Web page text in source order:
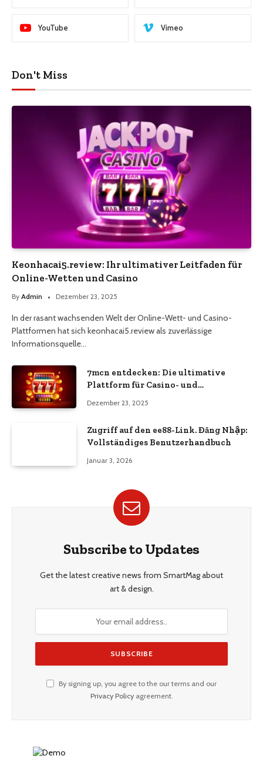
YouTube Vimeo
Don't Miss
Keonhacai5.review: Ihr ultimativer Leitfaden für
Online-Wetten und Casino
By Admin Dezember 23, 2025
In der rasant wachsenden Welt der Online-Wett- und Casino-
Plattformen hat sich keonhacai5.review als zuverlässige
Informationsquelle…
7mcn entdecken: Die ultimative
Plattform für Casino- und
Dezember 23, 2025
Zugriff auf den ee88-Link. Đăng Nhập:
Vollständiges Benutzerhandbuch
Januar 3, 2026
Subscribe to Updates
Get the latest creative news from SmartMag about
art & design.
By signing up, you agree to the our terms and our
Privacy Policyagreement.